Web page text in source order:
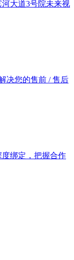
大道3号院未来视
决您的售前 / 售后
绑定，把握合作